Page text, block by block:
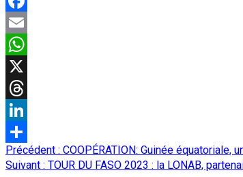
Facebook
Email
WhatsApp
X
Threads
LinkedIn
Partager
Navigation
d’article
Précédent : COOPÉRATION: Guinée
Suivant : TOUR DU FASO 2023 : la LONAB,